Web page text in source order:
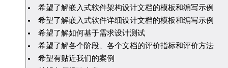
希望了解嵌入式软件架构设计文档的模板和编写示例
希望了解嵌入式软件详细设计文档的模板和编写示例
希望了解如何基于需求设计测试
希望了解各个阶段、各个文档的评价指标和评价方法
希望有贴近我们的案例